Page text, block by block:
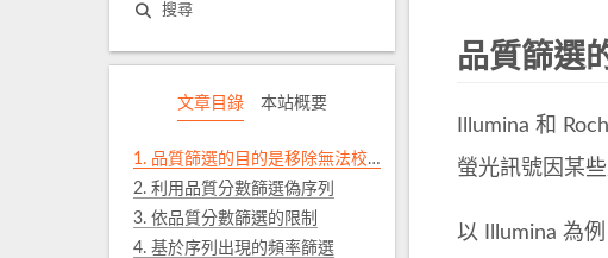
搜尋
文章目錄 本站概要
1. 品質篩選的目的是移除無法校正的偽序列
2. 利用品質分數篩選偽序列
3. 依品質分數篩選的限制
4. 基於序列出現的頻率篩選
品質篩選
Illumina 和
螢光訊號因某
以 Illumina 為